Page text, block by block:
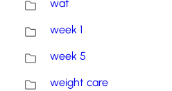
wat
week 1
week 5
weight care